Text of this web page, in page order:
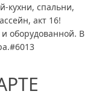
кухни, спальни,
акт 16!
оборудованной. В